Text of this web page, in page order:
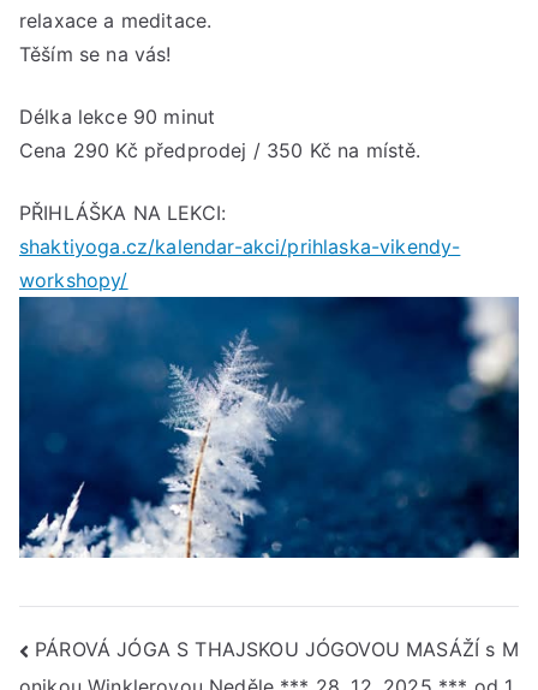
relaxace a meditace.
Těším se na vás!
Délka lekce 90 minut
Cena 290 Kč předprodej / 350 Kč na místě.
PŘIHLÁŠKA NA LEKCI:
shaktiyoga.cz/kalendar-akci/prihlaska-vikendy-
workshopy/
Navigace
PÁROVÁ JÓGA S THAJSKOU JÓGOVOU MASÁŽÍ s M